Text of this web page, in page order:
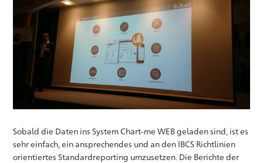
Sobald die Daten ins System Chart-me WEB geladen sind, ist es
sehr einfach, ein ansprechendes und an den IBCS Richtlinien
orientiertes Standardreporting umzusetzen. Die Berichte der